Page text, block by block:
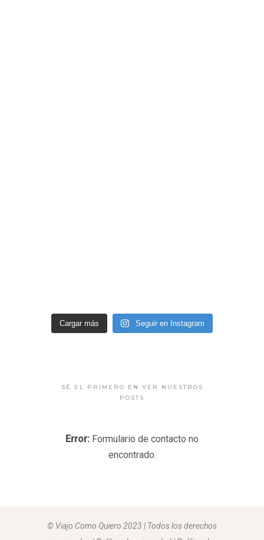
Cargar más Seguir en Instagram
SÉ EL PRIMERO EN VER NUESTROS
POSTS
Error: Formulario de contacto no
encontrado.
© Viajo Como Quiero 2023 | Todos los derechos